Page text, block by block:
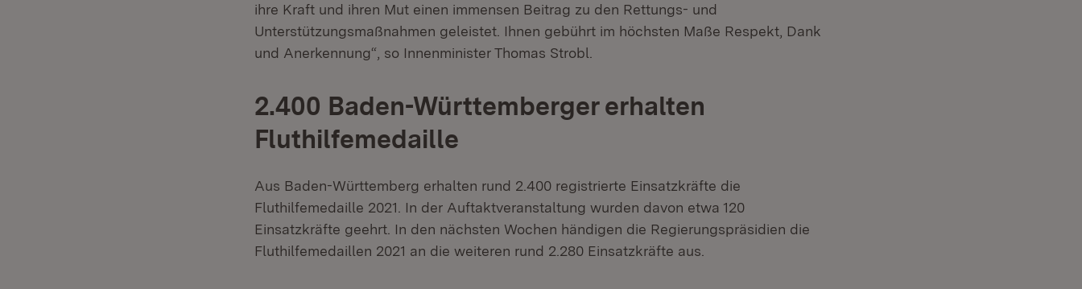
ihre Kraft und ihren Mut einen immensen Beitrag zu den Rettungs- und
Unterstützungsmaßnahmen geleistet. Ihnen gebührt im höchsten Maße Respekt, Dank
und Anerkennung“, so Innenminister Thomas Strobl.
2.400 Baden-Württemberger erhalten
Fluthilfemedaille
Aus Baden-Württemberg erhalten rund 2.400 registrierte Einsatzkräfte die
Fluthilfemedaille 2021. In der Auftaktveranstaltung wurden davon etwa 120
Einsatzkräfte geehrt. In den nächsten Wochen händigen die Regierungspräsidien die
Fluthilfemedaillen 2021 an die weiteren rund 2.280 Einsatzkräfte aus.